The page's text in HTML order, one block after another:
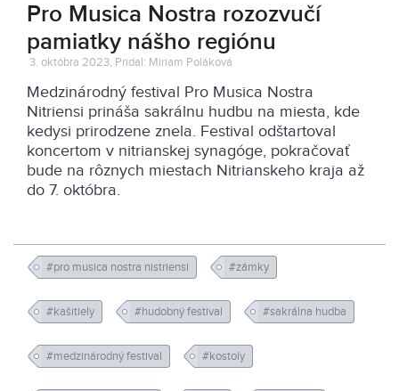
Pro Musica Nostra rozozvučí
pamiatky nášho regiónu
3. októbra 2023, Pridal: Miriam Poláková
Medzinárodný festival Pro Musica Nostra
Nitriensi prináša sakrálnu hudbu na miesta, kde
kedysi prirodzene znela. Festival odštartoval
koncertom v nitrianskej synagóge, pokračovať
bude na rôznych miestach Nitrianskeho kraja až
do 7. októbra.
#pro musica nostra nistriensi #zámky
#kašitiely #hudobný festival #sakrálna hudba
#medzinárodný festival #kostoly